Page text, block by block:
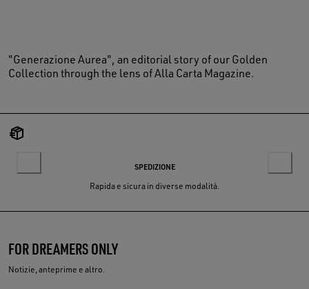
"Generazione Aurea", an editorial story of our Golden
Collection through the lens of Alla Carta Magazine.
SPEDIZIONE
Rapida e sicura in diverse modalità.
FOR DREAMERS ONLY
Notizie, anteprime e altro.